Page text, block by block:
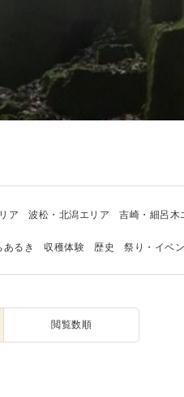
ア 波松・北潟エリア 吉崎・細呂木
あるき 収穫体験 歴史 祭り・イベ
閲覧数順